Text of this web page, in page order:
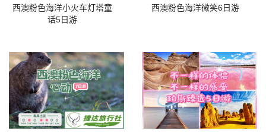
西澳粉色海洋小火车灯塔童
话5日游
西澳粉色海洋微笑6日游